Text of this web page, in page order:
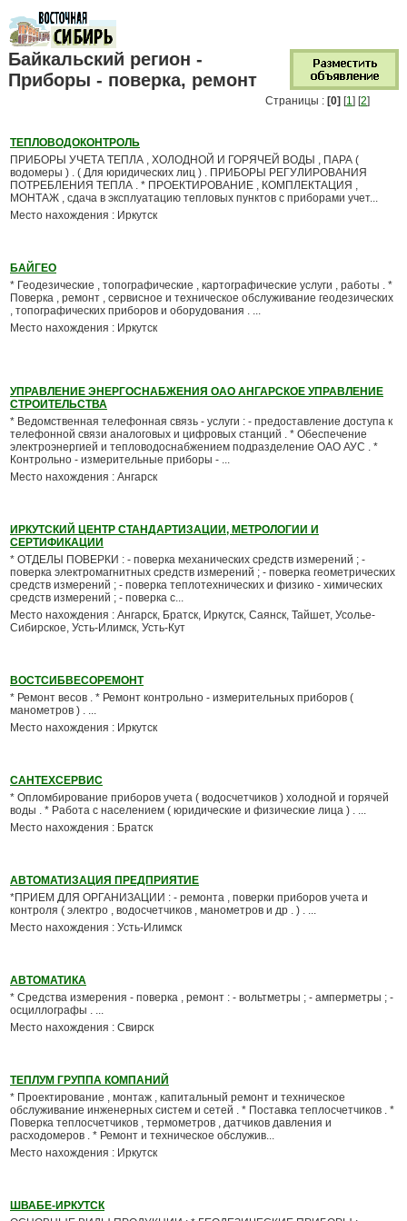
Байкальский регион -
Приборы - поверка, ремонт
Страницы : [0] [1] [2]
ТЕПЛОВОДОКОНТРОЛЬ
ПРИБОРЫ УЧЕТА ТЕПЛА , ХОЛОДНОЙ И ГОРЯЧЕЙ ВОДЫ , ПАРА (
водомеры ) . ( Для юридических лиц ) . ПРИБОРЫ РЕГУЛИРОВАНИЯ
ПОТРЕБЛЕНИЯ ТЕПЛА . * ПРОЕКТИРОВАНИЕ , КОМПЛЕКТАЦИЯ ,
МОНТАЖ , сдача в эксплуатацию тепловых пунктов с приборами учет...
Место нахождения : Иркутск
БАЙГЕО
* Геодезические , топографические , картографические услуги , работы . *
Поверка , ремонт , сервисное и техническое обслуживание геодезических
, топографических приборов и оборудования . ...
Место нахождения : Иркутск
УПРАВЛЕНИЕ ЭНЕРГОСНАБЖЕНИЯ ОАО АНГАРСКОЕ УПРАВЛЕНИЕ
СТРОИТЕЛЬСТВА
* Ведомственная телефонная связь - услуги : - предоставление доступа к
телефонной связи аналоговых и цифровых станций . * Обеспечение
электроэнергией и тепловодоснабжением подразделение ОАО АУС . *
Контрольно - измерительные приборы - ...
Место нахождения : Ангарск
ИРКУТСКИЙ ЦЕНТР СТАНДАРТИЗАЦИИ, МЕТРОЛОГИИ И
СЕРТИФИКАЦИИ
* ОТДЕЛЫ ПОВЕРКИ : - поверка механических средств измерений ; -
поверка электромагнитных средств измерений ; - поверка геометрических
средств измерений ; - поверка теплотехнических и физико - химических
средств измерений ; - поверка с...
Место нахождения : Ангарск, Братск, Иркутск, Саянск, Тайшет, Усолье-
Сибирское, Усть-Илимск, Усть-Кут
ВОСТСИБВЕСОРЕМОНТ
* Ремонт весов . * Ремонт контрольно - измерительных приборов (
манометров ) . ...
Место нахождения : Иркутск
САНТЕХСЕРВИС
* Опломбирование приборов учета ( водосчетчиков ) холодной и горячей
воды . * Работа с населением ( юридические и физические лица ) . ...
Место нахождения : Братск
АВТОМАТИЗАЦИЯ ПРЕДПРИЯТИЕ
*ПРИЕМ ДЛЯ ОРГАНИЗАЦИИ : - ремонта , поверки приборов учета и
контроля ( электро , водосчетчиков , манометров и др . ) . ...
Место нахождения : Усть-Илимск
АВТОМАТИКА
* Средства измерения - поверка , ремонт : - вольтметры ; - амперметры ; -
осциллографы . ...
Место нахождения : Свирск
ТЕПЛУМ ГРУППА КОМПАНИЙ
* Проектирование , монтаж , капитальный ремонт и техническое
обслуживание инженерных систем и сетей . * Поставка теплосчетчиков . *
Поверка теплосчетчиков , термометров , датчиков давления и
расходомеров . * Ремонт и техническое обслужив...
Место нахождения : Иркутск
ШВАБЕ-ИРКУТСК